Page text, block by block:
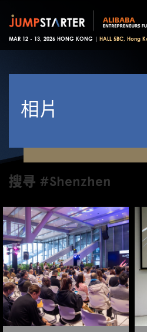
MAR 12 - 13, 2026 HONG KONG | HALL 5BC, Hong
相片
搜寻 #Shenzhen